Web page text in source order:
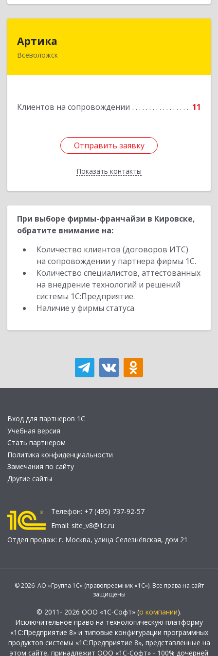
Артика
Всеволожск
Клиентов на сопровождении 11
Отправить заявку
Показать контакты
188645, Ленинградская обл, Всеволожск г,
Отправить заявку
Назад
При выборе фирмы-франчайзи в Кировске,
обратите внимание на:
Количество клиентов (договоров ИТС)
на сопровождении у партнера фирмы 1С.
Количество специалистов, аттестованных
на внедрение технологий и решений
системы 1С:Предприятие.
Наличие у фирмы статуса
Вход для партнеров 1С
Учебная версия
Стать партнером
Политика конфиденциальности
Замечания по сайту
Другие сайты
Телефон: +7 (495) 737-92-57
Email: site_v8@1c.ru
Отдел продаж: г. Москва, улица Селезнёвская, дом 21
© 2026 АО «Группа 1С» (правопреемник «1С»). Все права на сайт
защищены
© 2011- 2026 ООО «1С-Софт» (о компании).
Исключительное право на технологическую платформу
«1С:Предприятие 8» и типовые конфигурации программных
продуктов системы «1С:Предприятие 8», представленные на
этом сайте, принадлежит ООО «1С-Софт» - 100% дочерней